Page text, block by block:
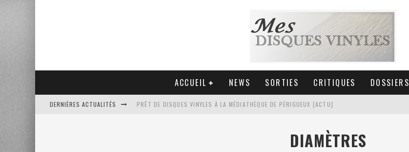
ACCUEIL NEWS SORTIES CRITIQUES DOSSIERS
DERNIÈRES ACTUALITÉS PRÊT DE DISQUES VINYLES À LA MÉDIATHÈQUE DE PÉRIGUEUX [ACTU]
VENTE AUX ENCHÈRES D'UNE COLLECTION DE 6000 VINYLESDIAMÈTRES